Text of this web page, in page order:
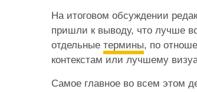
На итоговом обсуждении
пришли к выводу, что лучше
отдельные термины, по
контекстам или лучшему
Самое главное во всем этом